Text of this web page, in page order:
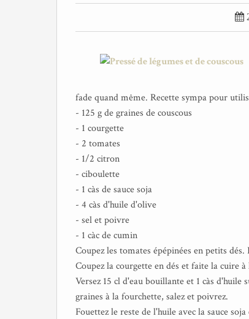

fade quand même. Recette sympa pour
- 125 g de graines de couscous
- 1 courgette
- 2 tomates
- 1/2 citron
- ciboulette
- 1 càs de sauce soja
- 4 càs d'huile d'olive
- sel et poivre
- 1 càc de cumin
Coupez les tomates épépinées en petits
Coupez la courgette en dés et faite la cuire
Versez 15 cl d'eau bouillante et 1 càs d'huile
graines à la fourchette, salez et poivrez.
Fouettez le reste de l'huile avec la sauce